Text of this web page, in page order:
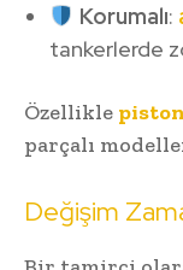
Korumalı:
tankerlerde
Özellikle
parçalı
Değişim